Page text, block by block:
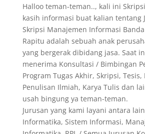
Halloo teman-teman.., kali ini
kasih informasi buat kalian tentang
Skripsi Manajemen Informasi
Rapitu adalah sebuah anak
yang bergerak dibidang jasa. Saat
menerima Konsultasi / Bimbingan
Program Tugas Akhir, Skripsi, Tesis,
Penulisan Ilmiah, Karya Tulis dan
usah bingung ya teman-teman.
Jurusan yang kami layani antara
Informatika, Sistem Informasi,